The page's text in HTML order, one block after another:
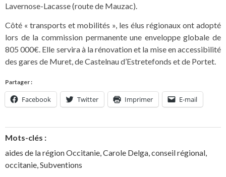
Lavernose-Lacasse (route de Mauzac).
Côté « transports et mobilités », les élus régionaux ont adopté
lors de la commission permanente une enveloppe globale de
805 000€. Elle servira à la rénovation et la mise en accessibilité
des gares de Muret, de Castelnau d’Estretefonds et de Portet.
Partager :
Facebook Twitter Imprimer E-mail
Mots-clés :
aides de la région Occitanie Carole Delga conseil régional
occitanie Subventions